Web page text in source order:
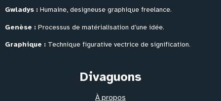
Gwladys : Humaine, designeuse graphique freelance.
Genèse : Processus de matérialisation d’une idée.
Graphique : Technique figurative vectrice de signification.
Divaguons
À propos